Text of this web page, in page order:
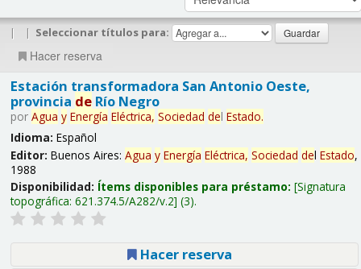
| | Seleccionar títulos para:
Hacer reserva
Estación transformadora San Antonio Oeste,
provincia deRío Negro
por Agua y Energía Eléctrica, Sociedad del Estado.
Idioma: Español
Editor: Buenos Aires: Agua y Energía Eléctrica, Sociedad del Estado,
1988
Disponibilidad: Ítems disponibles para préstamo: Signatura
topográfica: 621.374.5/A282/v.2 (3).
Hacer reserva